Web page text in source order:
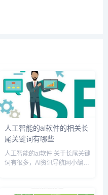
人工智能的ai软件的相关长
尾关键词有哪些
人工智能的ai软件 关于长尾关键
词有很多，AI资讯导航网小编为
人工智能的ai软件相关长尾关键